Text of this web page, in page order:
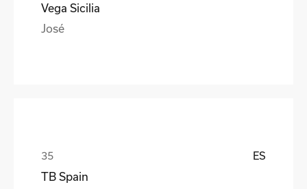
Vega Sicilia
José
ES
TB Spain